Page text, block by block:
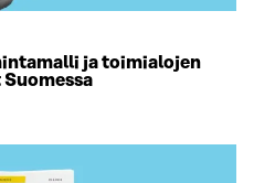
ja toimialojen